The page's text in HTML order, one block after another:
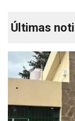
Últimas